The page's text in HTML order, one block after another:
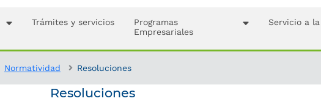
Trámites y servicios
Programas
Empresariales
Servicio a
Normatividad Resoluciones
Resoluciones